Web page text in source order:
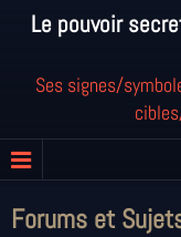
Le pouvoir
Ses signes/
Forums et